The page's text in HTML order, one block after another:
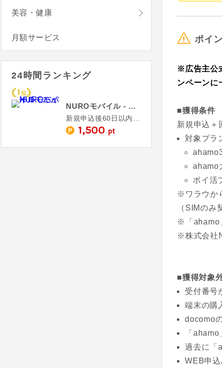
ポイ
※広告主公
ンペーンに
■獲得条件
新規申込＋
対象プラ
ahamo
ポイ活
※ワラウか
（SIMの
※「ahamo
※株式会社
■獲得対象
受付番号
端末の購
docomo
「
過去に「
WEB申
美容・健康
月額サービス
24時間ランキング
NUROモバイル - ニューロモバイル
新規申込後60日以内の利用開始完了
1,500 pt